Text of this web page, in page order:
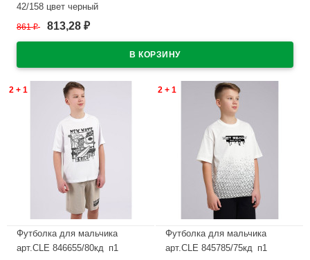
42/158 цвет черный
В наличии
861₽ 813,28 ₽
2 + 1
Футболка для мальчика
арт.CLE 846655/80кд_п1
2 + 1
Футболка для мальчика
арт.CLE 845785/75кд_п1